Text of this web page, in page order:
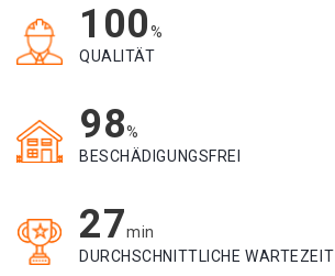
100%
QUALITÄT
98%
BESCHÄDIGUNGSFREI
27min
DURCHSCHNITTLICHE WARTEZEIT